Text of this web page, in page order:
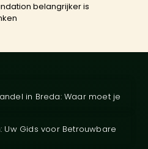
belangrijker is
in Breda: Waar moet je
Uw Gids voor Betrouwbare